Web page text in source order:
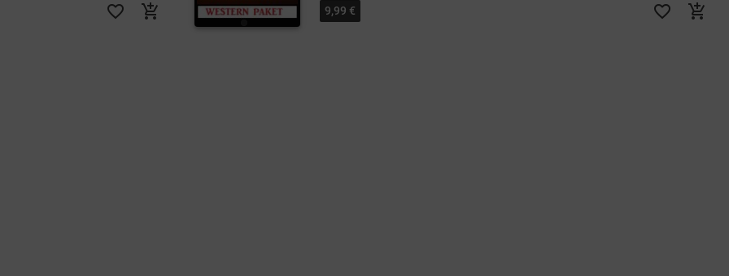
favorite_border add_shopping_cart 9,99 € favorite_border add_shopping_cart